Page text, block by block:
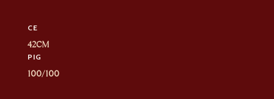
CE
42CM
PIG
100/100